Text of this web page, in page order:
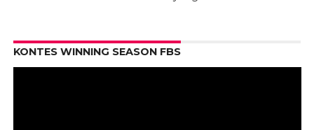
KONTES WINNING SEASON FBS